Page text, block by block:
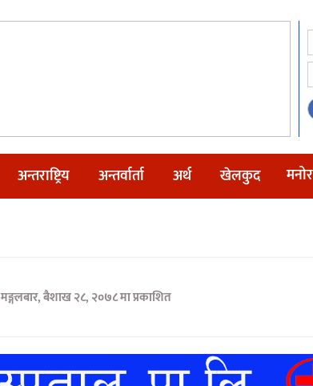
अन्तराष्ट्रिय अन्तर्वार्ता अर्थ खेलकुद
मङ्गलबार, बैशाख २८, २०७८ मा प्रकाशित